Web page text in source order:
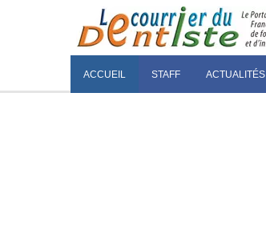
ACCUEIL STAFF ACTUALITÉS